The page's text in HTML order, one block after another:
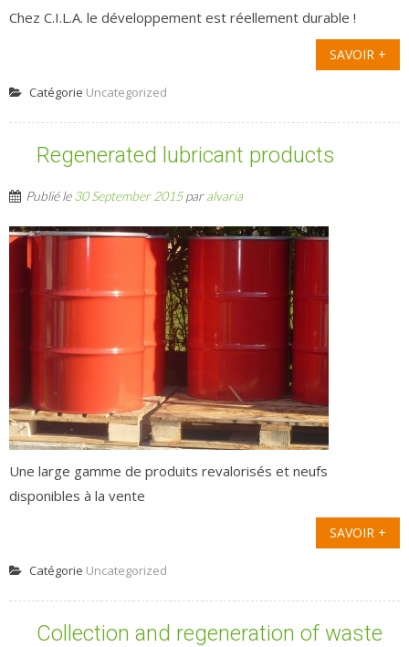
Chez C.I.L.A. le développement est réellement durable !
SAVOIR +
Catégorie Uncategorized
Regenerated lubricant products
Publié le30 September 2015paralvaria
Une large gamme de produits revalorisés et neufs
disponibles à la vente
SAVOIR +
Catégorie Uncategorized
Collection and regeneration of waste